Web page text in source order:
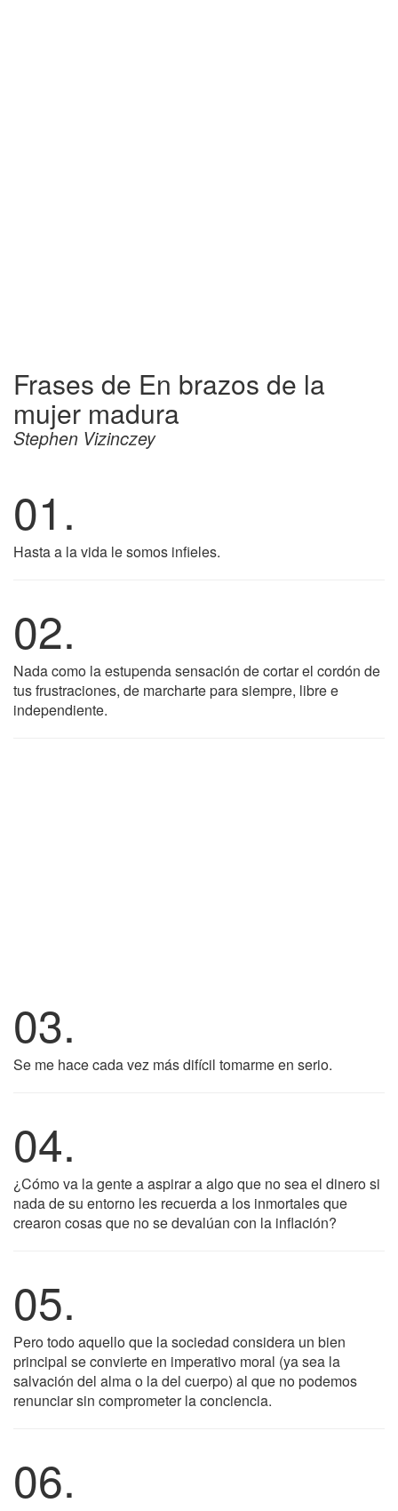
Frases de En brazos de la
mujer madura
Stephen Vizinczey
01.
Hasta a la vida le somos infieles.
02.
Nada como la estupenda sensación de cortar el cordón de
tus frustraciones, de marcharte para siempre, libre e
independiente.
03.
Se me hace cada vez más difícil tomarme en serio.
04.
¿Cómo va la gente a aspirar a algo que no sea el dinero si
nada de su entorno les recuerda a los inmortales que
crearon cosas que no se devalúan con la inflación?
05.
Pero todo aquello que la sociedad considera un bien
principal se convierte en imperativo moral (ya sea la
salvación del alma o la del cuerpo) al que no podemos
renunciar sin comprometer la conciencia.
06.